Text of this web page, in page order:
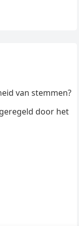
van stemmen?
door het